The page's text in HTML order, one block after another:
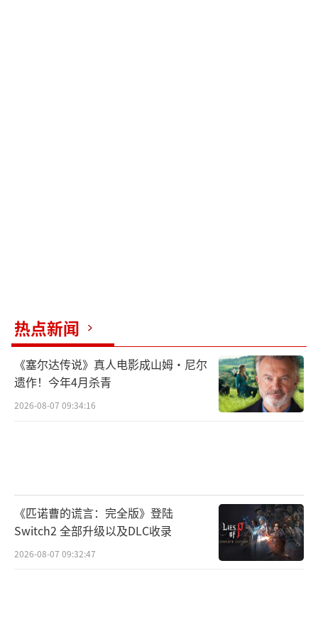
热点新闻
《塞尔达传说》真人电影成山姆·尼尔
遗作！今年4月杀青
2026-08-07 09:34:16
《匹诺曹的谎言：完全版》登陆
Switch2 全部升级以及DLC收录
2026-08-07 09:32:47